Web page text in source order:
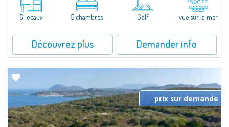
collines de Pantogia. Entourée par une riche végétation...
6 locaux
5 chambres Golf vue sur la mer
Découvrez plus Demander info
prix sur demande